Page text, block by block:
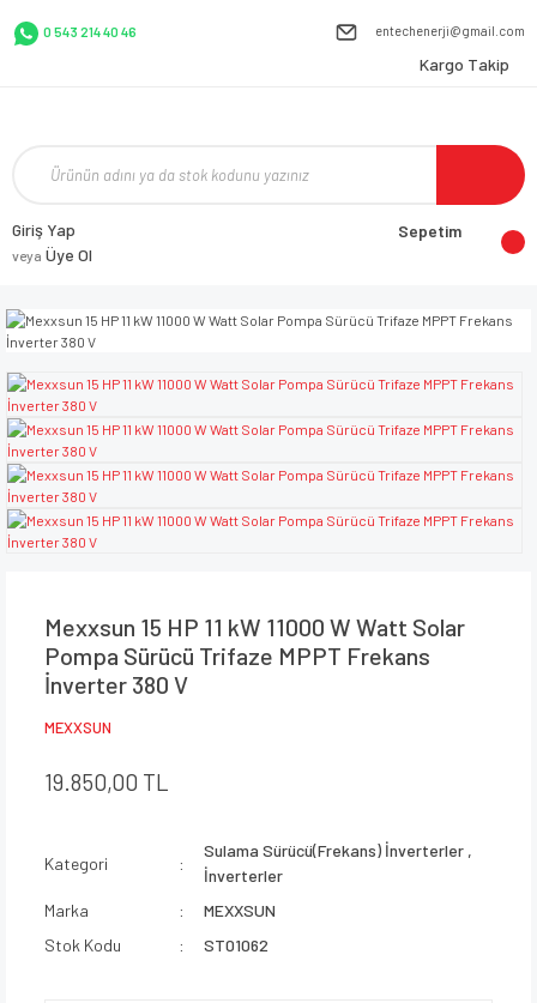
0 543 214 40 46 entechenerji@gmail.com
Kargo Takip
Giriş Yap
veya Üye Ol
Sepetim
Mexxsun 15 HP 11 kW 11000 W Watt Solar
Pompa Sürücü Trifaze MPPT Frekans
İnverter 380 V
MEXXSUN
19.850,00 TL
Kategori
Sulama Sürücü(Frekans) İnverterler ,
İnverterler
Marka
MEXXSUN
Stok Kodu
ST01062